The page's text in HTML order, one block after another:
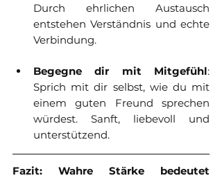
Durch ehrlichen Austausch
entstehen Verständnis und echte
Verbindung.
Begegne dir mit Mitgefühl:
Sprich mit dir selbst, wie du mit
einem guten Freund sprechen
würdest. Sanft, liebevoll und
unterstützend.
Fazit: Wahre Stärke bedeutet